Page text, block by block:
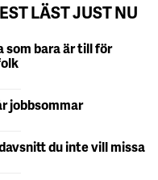
LÄST JUST NU
som bara är till för
jobbsommar
du inte vill missa